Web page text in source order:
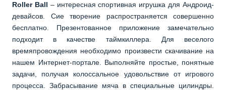
Roller Ball – интересная спортивная игрушка для Андроид-
девайсов. Сие творение распространяется совершенно
бесплатно. Презентованное приложение замечательно
подходит в качестве таймкиллера. Для веселого
времяпровождения необходимо произвести скачивание на
нашем Интернет-портале. Выполняйте простые, понятные
задачи, получая колоссальное удовольствие от игрового
процесса. Забрасывание мяча в специальные цилиндры.